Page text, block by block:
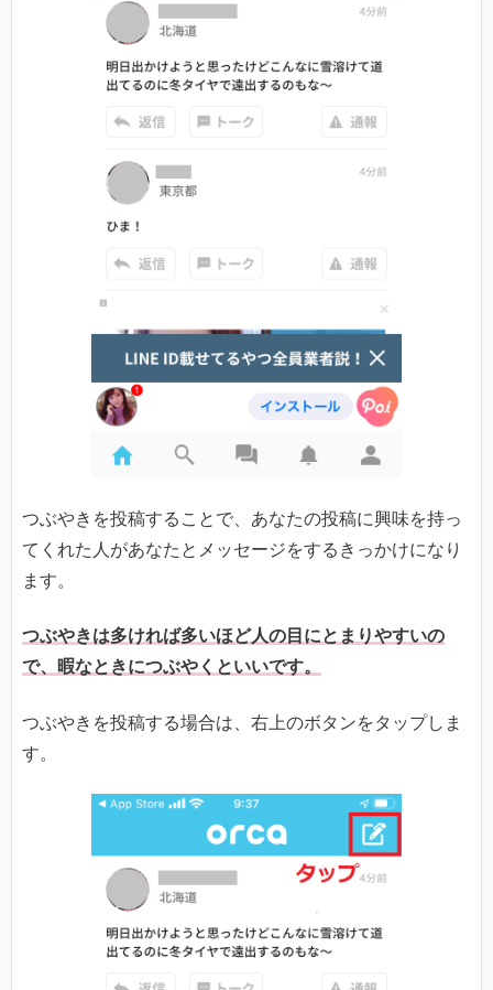
つぶやきを投稿することで、あなたの投稿に興味を持っ
てくれた人があなたとメッセージをするきっかけになり
ます。
つぶやきは多ければ多いほど人の目にとまりやすいの
で、暇なときにつぶやくといいです。
つぶやきを投稿する場合は、右上のボタンをタップしま
す。